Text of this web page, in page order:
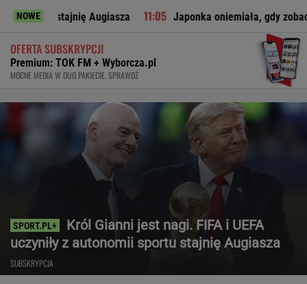
NOWEAugiasza Japonka oniemiała, gdy zobaczyła to w
OFERTA SUBSKRYPCJI
Premium: TOK FM + Wyborcza.pl
MOCNE MEDIA W DUO PAKIECIE. SPRAWDŹ
Król Gianni jest nagi. FIFA i UEFA
uczyniły z autonomii sportu stajnię Augiasza
SUBSKRYPCJA